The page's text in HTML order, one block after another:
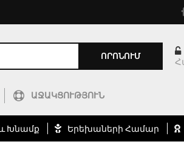
ՈՐՈՆՈՒՄ
ԱՋԱԿՑՈՒԹՅՈՒՆ
Խնամք Երեխաների Համար